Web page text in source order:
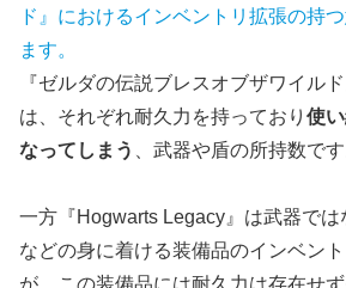
ド』におけるインベントリ拡張の持
ます。
『ゼルダの伝説ブレスオブザワイル
は、それぞれ耐久力を持っており 使
なってしまう
、武器や盾の所持数です
一方『Hogwarts Legacy』は武器で
などの身に着ける装備品のインベン